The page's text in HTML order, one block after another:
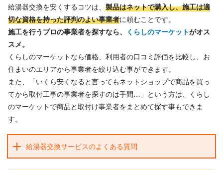
給湯器交換を安くするコツは、 製品はネットで購入し、施工は適
切な資格を持った評判のよい事業者に頼むことです。
施工を行うプロの事業者を探すなら、
くらしのマーケットがオス
スメ。
くらしのマーケットなら価格、利用者の口コミ評価を比較し、お
住まいのエリアから事業者を絞り込む事ができます。
また、「いくら安くなると言ってもネットショップで商品を買っ
てから取付工事の事業者を探すのは手間…」という方は、くらし
のマーケットで商品と取付け事業者をまとめて探す事もできま
す。
給湯器交換サービスのよくある質問